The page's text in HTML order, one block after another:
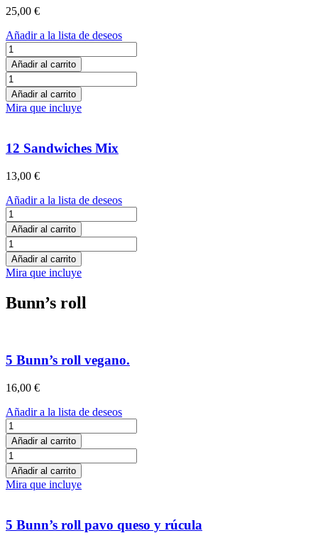
25,00 €
Añadir a la lista de deseos
24
Sandwiches
Mix
cantidad
Añadir al carrito
24
Sandwiches
Mix
cantidad
Añadir al carrito
Mira que incluye
12 Sandwiches Mix
13,00 €
Añadir a la lista de deseos
12
Sandwiches
Mix
cantidad
Añadir al carrito
12
Sandwiches
Mix
cantidad
Añadir al carrito
Mira que incluye
Bunn’s roll
5 Bunn’s roll vegano.
16,00 €
Añadir a la lista de deseos
5
Bunn’s
roll
vegano.
cantidad
Añadir al carrito
5
Bunn’s
roll
vegano.
Añadir al carrito
Mira que incluye
5 Bunn’s roll pavo queso y rúcula